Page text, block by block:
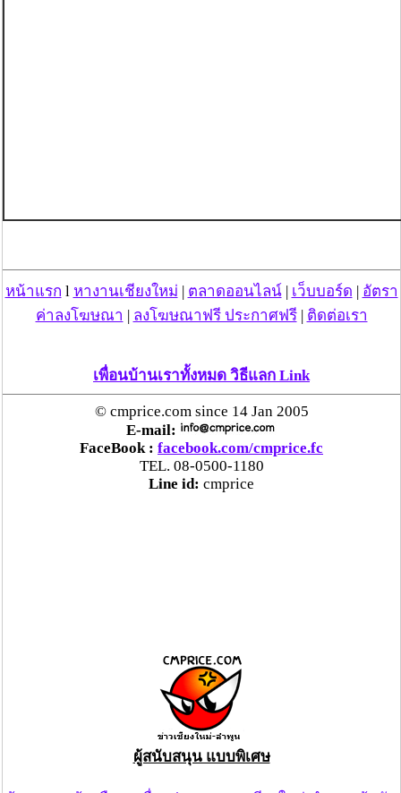
หน้าแรก l หางานเชียงใหม่ | ตลาดออนไลน์| เว็บบอร์ด | อัตรา
ค่าลงโฆษณา | ลงโฆษณาฟรี ประกาศฟรี| ติดต่อเรา
เพื่อนบ้านเราทั้งหมด วิธีแลก Link
© cmprice.com since 14 Jan 2005
E-mail:
FaceBook : facebook.com/cmprice.fc
TEL. 08-0500-1180
Line id: cmprice
ผู้สนับสนุน แบบพิเศษ